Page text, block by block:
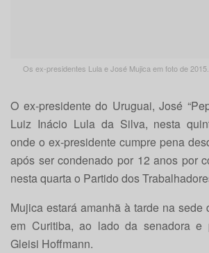
Os ex-presidentes Lula e José Mujica em foto de
O ex-presidente do Uruguai, José
Luiz Inácio Lula da Silva, nesta
onde o ex-presidente cumpre pena
após ser condenado por 12 anos por
nesta quarta o Partido dos
Mujica estará amanhã à tarde na sede
em Curitiba, ao lado da senadora e
Gleisi Hoffmann.